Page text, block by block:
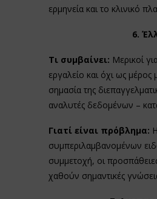
ερμηνεία και το κλινικό
6.
Τι συμβαίνει: Μερικοί
εργαλείο και όχι ως
σημασία της
αναλυτές δεδομένων –
Γιατί είναι πρόβλημα:
συμπεριλαμβανομένων
συμμετοχή, οι
χαθούν σημαντικές